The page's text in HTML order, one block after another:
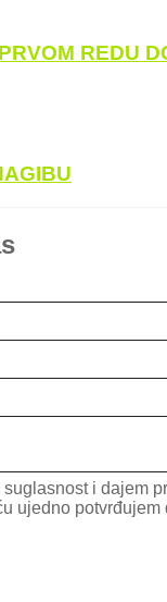
REDU
i dajem
ujedno